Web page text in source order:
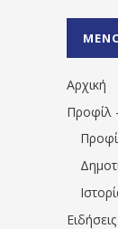
Αρχική
Προφίλ